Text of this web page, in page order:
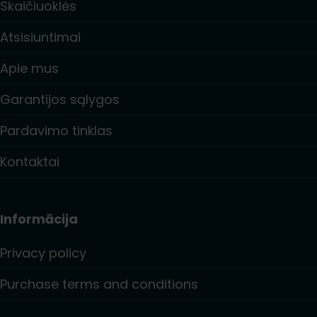
Skaičiuoklės
Atsisiuntimai
Apie mus
Garantijos sąlygos
Pardavimo tinklas
Kontaktai
Informācija
Privacy policy
Purchase terms and conditions